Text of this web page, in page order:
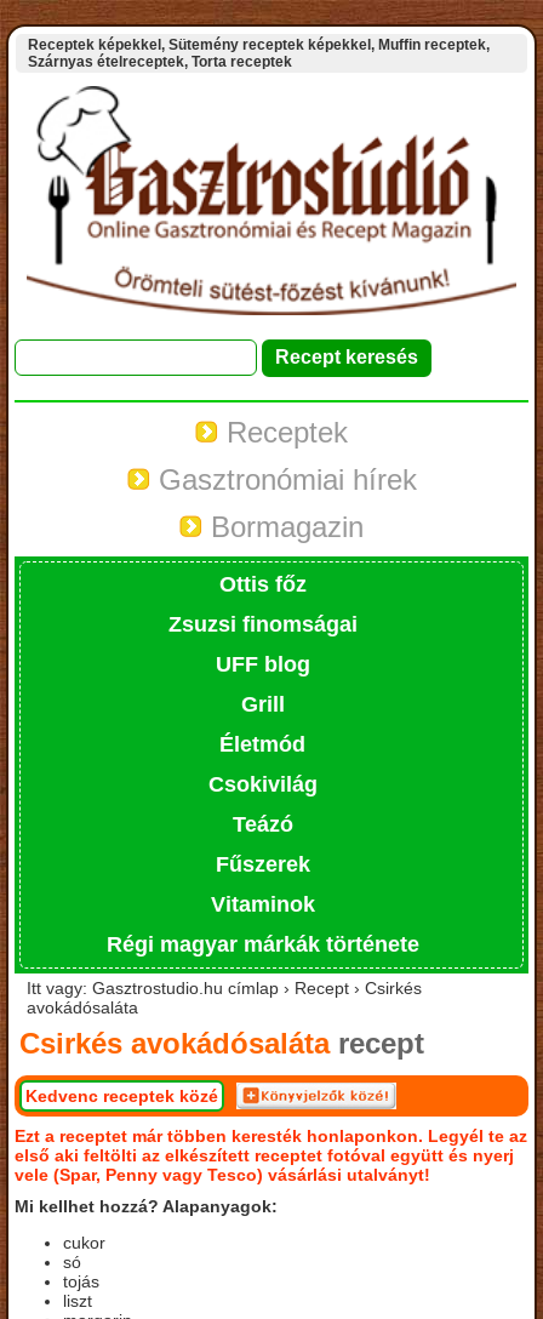
Receptek képekkel, Sütemény receptek képekkel, Muffin receptek,
Szárnyas ételreceptek, Torta receptek
Receptek
Gasztronómiai hírek
Bormagazin
Ottis főz
Zsuzsi finomságai
UFF blog
Grill
Életmód
Csokivilág
Teázó
Fűszerek
Vitaminok
Régi magyar márkák története
Itt vagy: Gasztrostudio.hu címlap › Recept › Csirkés
avokádósaláta
Csirkés avokádósalátarecept
Kedvenc receptek közé
Ezt a receptet már többen keresték honlaponkon. Legyél te az
első aki feltölti az elkészített receptet fotóval együtt és nyerj
vele (Spar, Penny vagy Tesco) vásárlási utalványt!
Mi kellhet hozzá? Alapanyagok:
cukor
só
tojás
liszt